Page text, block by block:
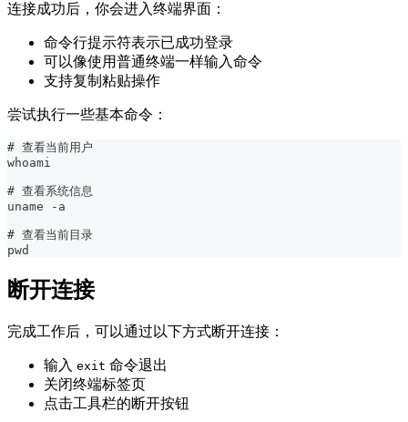
连接成功后，你会进入终端界面：
命令行提示符表示已成功登录
可以像使用普通终端一样输入命令
支持复制粘贴操作
尝试执行一些基本命令：
# 查看当前用户
whoami
# 查看系统信息
uname -a
# 查看当前目录
pwd
断开连接
完成工作后，可以通过以下方式断开连接：
输入 exit 命令退出
关闭终端标签页
点击工具栏的断开按钮